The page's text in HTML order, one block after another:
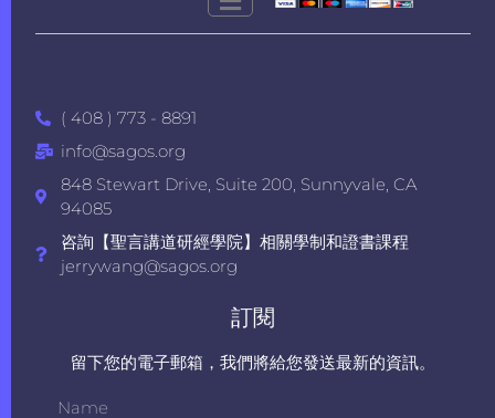
( 408 ) 773 - 8891
info@sagos.org
848 Stewart Drive, Suite 200, Sunnyvale, CA
94085
咨詢【聖言講道研經學院】相關學制和證書課程
jerrywang@sagos.org
訂閱
留下您的電子郵箱，我們將給您發送最新的資訊。
Name